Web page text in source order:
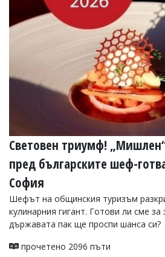
СПОРТ
ЮГ
email:
v.vasilev@flagman.bg
Катя
Касабова,
еmail:k.kassabova@flagman.bg
Главен
редактор:
Иван
email:
Световен триумф!
пред българските шеф-
София
Шефът на общинския туризъм
кулинарния гигант. Готови ли сме за
държавата пак ще проспи шанса си?
прочетено 2096 пъти